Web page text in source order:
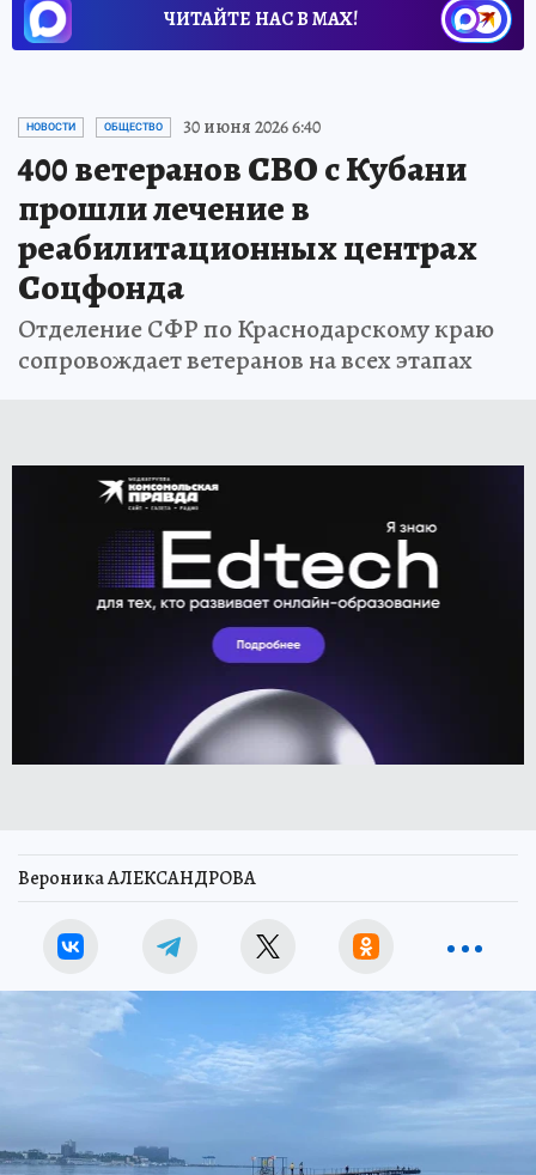
ЧИТАЙТЕ НАС В МАХ!
НОВОСТИ ОБЩЕСТВО 30 июня 2026 6:40
400 ветеранов СВО с Кубани
прошли лечение в
реабилитационных центрах
Соцфонда
Отделение СФР по Краснодарскому краю
сопровождает ветеранов на всех этапах
Вероника АЛЕКСАНДРОВА